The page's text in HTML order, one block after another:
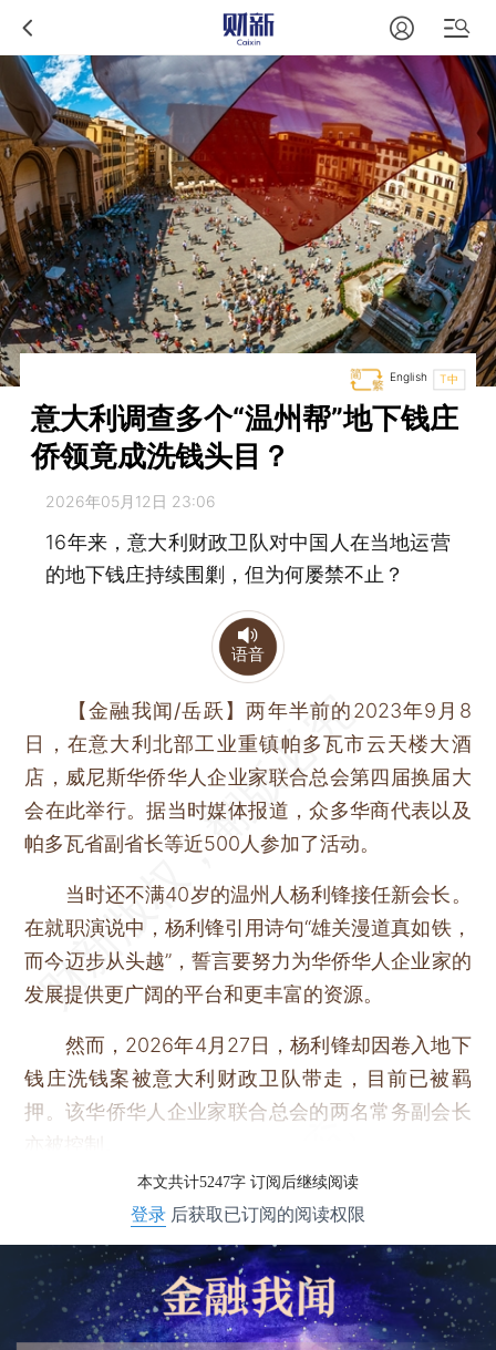
T中
English
意大利调查多个“温州帮”地下钱庄
侨领竟成洗钱头目？
2026年05月12日 23:06
16年来，意大利财政卫队对中国人在当地运营
的地下钱庄持续围剿，但为何屡禁不止？
语音
【金融我闻/岳跃】两年半前的2023年9月8
日，在意大利北部工业重镇帕多瓦市云天楼大酒
店，威尼斯华侨华人企业家联合总会第四届换届大
会在此举行。据当时媒体报道，众多华商代表以及
帕多瓦省副省长等近500人参加了活动。
当时还不满40岁的温州人杨利锋接任新会长。
在就职演说中，杨利锋引用诗句“雄关漫道真如铁，
而今迈步从头越”，誓言要努力为华侨华人企业家的
发展提供更广阔的平台和更丰富的资源。
然而，2026年4月27日，杨利锋却因卷入地下
钱庄洗钱案被意大利财政卫队带走，目前已被羁
押。该华侨华人企业家联合总会的两名常务副会长
亦被控制。
本文共计5247字 订阅后继续阅读
登录 后获取已订阅的阅读权限